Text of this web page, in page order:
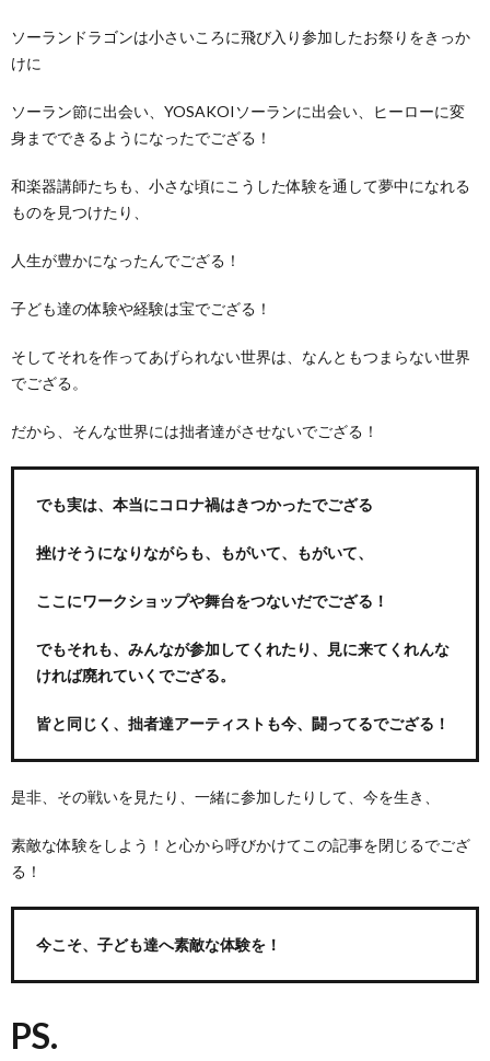
ソーランドラゴンは小さいころに飛び入り参加したお祭りをきっか
けに
ソーラン節に出会い、YOSAKOIソーランに出会い、ヒーローに変
身までできるようになったでござる！
和楽器講師たちも、小さな頃にこうした体験を通して夢中になれる
ものを見つけたり、
人生が豊かになったんでござる！
子ども達の体験や経験は宝でござる！
そしてそれを作ってあげられない世界は、なんともつまらない世界
でござる。
だから、そんな世界には拙者達がさせないでござる！
でも実は、本当にコロナ禍はきつかったでござる
挫けそうになりながらも、もがいて、もがいて、
ここにワークショップや舞台をつないだでござる！
でもそれも、みんなが参加してくれたり、見に来てくれんな
ければ廃れていくでござる。
皆と同じく、拙者達アーティストも今、闘ってるでござる！
是非、その戦いを見たり、一緒に参加したりして、今を生き、
素敵な体験をしよう！と心から呼びかけてこの記事を閉じるでござ
る！
今こそ、子ども達へ素敵な体験を！
PS.